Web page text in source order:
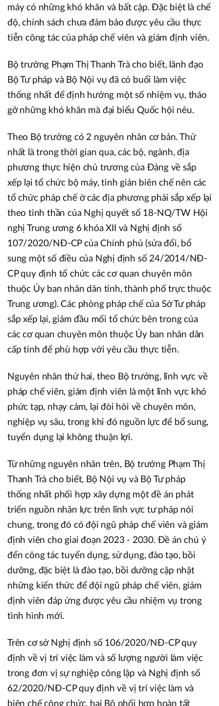
máy có những khó khăn và bất cập. Đặc biệt là chế
độ, chính sách chưa đảm bảo được yêu cầu thực
tiễn công tác của pháp chế viên và giám định viên.
Bộ trưởng Phạm Thị Thanh Trà cho biết, lãnh đạo
Bộ Tư pháp và Bộ Nội vụ đã có buổi làm việc
thống nhất để định hướng một số nhiệm vụ, tháo
gỡ những khó khăn mà đại biểu Quốc hội nêu.
Theo Bộ trưởng có 2 nguyên nhân cơ bản. Thứ
nhất là trong thời gian qua, các bộ, ngành, địa
phương thực hiện chủ trương của Đảng về sắp
xếp lại tổ chức bộ máy, tinh giản biên chế nên các
tổ chức pháp chế ở các địa phương phải sắp xếp lại
theo tinh thần của Nghị quyết số 18-NQ/TW Hội
nghị Trung ương 6 khóa XII và Nghị định số
107/2020/NĐ-CP của Chính phủ (sửa đổi, bổ
sung một số điều của Nghị định số 24/2014/NĐ-
CP quy định tổ chức các cơ quan chuyên môn
thuộc Ủy ban nhân dân tỉnh, thành phố trực thuộc
Trung ương). Các phòng pháp chế của Sở Tư pháp
sắp xếp lại, giảm đầu mối tổ chức bên trong của
các cơ quan chuyên môn thuộc Ủy ban nhân dân
cấp tỉnh để phù hợp với yêu cầu thực tiễn.
Nguyên nhân thứ hai, theo Bộ trưởng, lĩnh vực về
pháp chế viên, giám định viên là một lĩnh vực khó
phức tạp, nhạy cảm, lại đòi hỏi về chuyên môn,
nghiệp vụ sâu, trong khi đó nguồn lực để bổ sung,
tuyển dụng lại không thuận lợi.
Từ những nguyên nhân trên, Bộ trưởng Phạm Thị
Thanh Trà cho biết, Bộ Nội vụ và Bộ Tư pháp
thống nhất phối hợp xây dựng một đề án phát
triển nguồn nhân lực trên lĩnh vực tư pháp nói
chung, trong đó có đội ngũ pháp chế viên và giám
định viên cho giai đoạn 2023 - 2030. Đề án chú ý
đến công tác tuyển dụng, sử dụng, đào tạo, bồi
dưỡng, đặc biệt là đào tạo, bồi dưỡng cập nhật
những kiến thức để đội ngũ pháp chế viên, giám
định viên đáp ứng được yêu cầu nhiệm vụ trong
tình hình mới.
Trên cơ sở Nghị định số 106/2020/NĐ-CP quy
định về vị trí việc làm và số lượng người làm việc
trong đơn vị sự nghiệp công lập và Nghị định số
62/2020/NĐ-CP quy định về vị trí việc làm và
biên chế công chức, hai Bộ phối hợp hoàn tất